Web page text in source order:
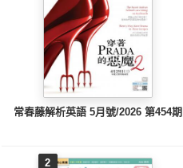
2026.1＆2月號
常春藤解析英語 5月號/2026 第454期
2